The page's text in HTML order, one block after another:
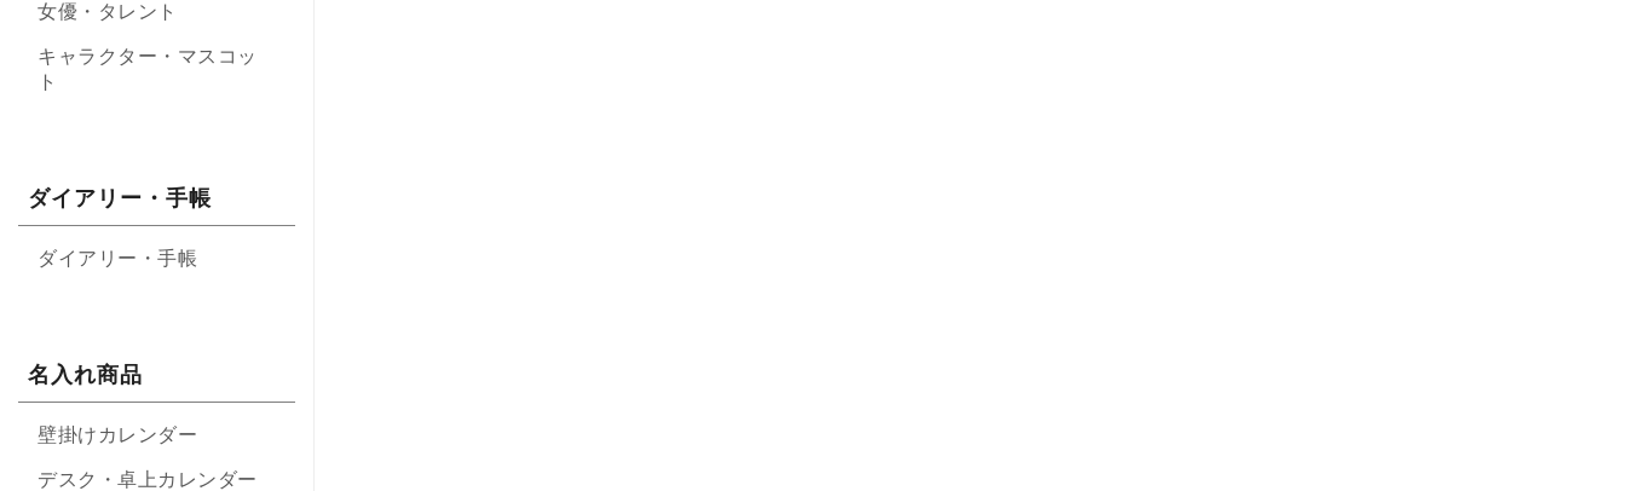
女優・タレント
キャラクター・マスコッ
ト
ダイアリー・手帳
ダイアリー・手帳
名入れ商品
壁掛けカレンダー
デスク・卓上カレンダー